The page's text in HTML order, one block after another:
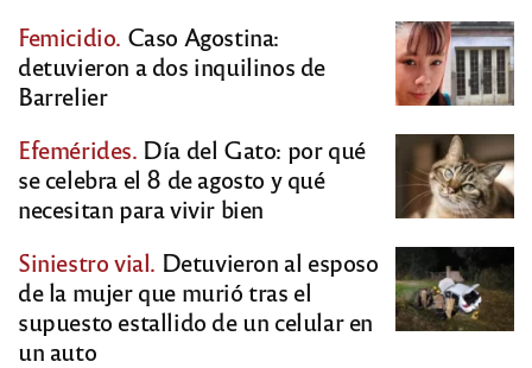
Femicidio. Caso Agostina:
detuvieron a dos inquilinos de
Barrelier
Efemérides. Día del Gato: por qué
se celebra el 8 de agosto y qué
necesitan para vivir bien
Siniestro vial. Detuvieron al esposo
de la mujer que murió tras el
supuesto estallido de un celular en
un auto